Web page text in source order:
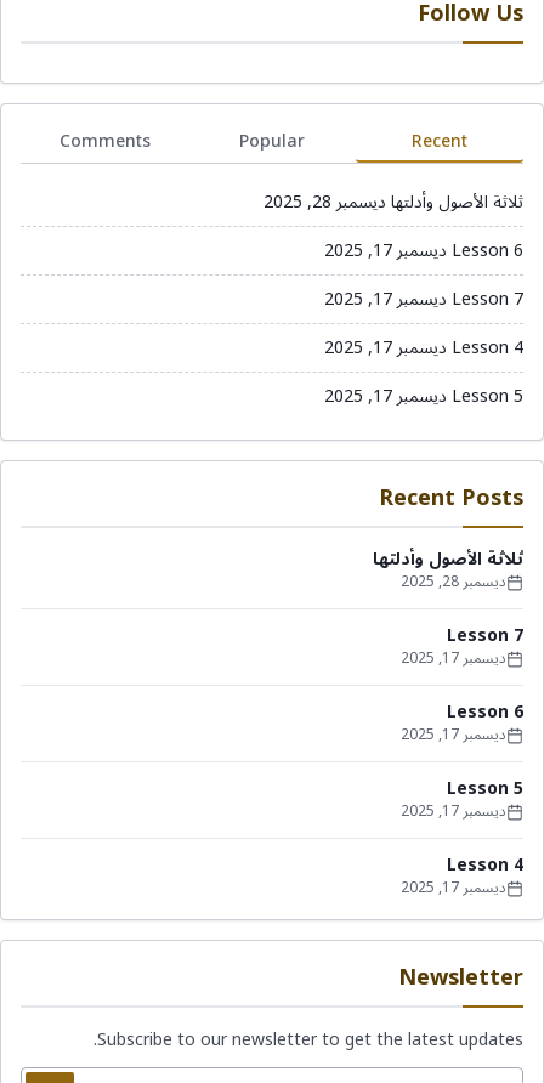
Follow Us
Recent
Popular
Comments
ثلاثة الأصول وأدلتهاديسمبر 28, 2025
Lesson 6 ديسمبر 17, 2025
Lesson 7 ديسمبر 17, 2025
Lesson 4 ديسمبر 17, 2025
Lesson 5 ديسمبر 17, 2025
Recent Posts
ثلاثة الأصول وأدلتها
ديسمبر 28, 2025
Lesson 7
ديسمبر 17, 2025
Lesson 6
ديسمبر 17, 2025
Lesson 5
ديسمبر 17, 2025
Lesson 4
ديسمبر 17, 2025
Newsletter
Subscribe to our newsletter to get the latest updates.